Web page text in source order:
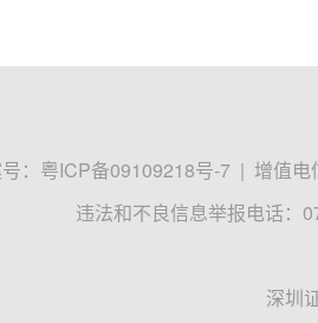
： 粤ICP备09109218号-7 | 增值电
违法和不良信息举报电话：
深圳